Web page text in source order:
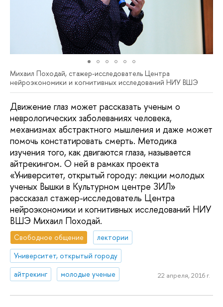
Михаил Походай, стажер-исследователь Центра
нейроэкономики и когнитивных исследований НИУ ВШЭ
Движение глаз может рассказать ученым о
неврологических заболеваниях человека,
механизмах абстрактного мышления и даже может
помочь констатировать смерть. Методика
изучения того, как двигаются глаза, называется
айтрекингом. О ней в рамках проекта
«Университет, открытый городу: лекции молодых
ученых Вышки в Культурном центре ЗИЛ»
рассказал стажер-исследователь Центра
нейроэкономики и когнитивных исследований НИУ
ВШЭ Михаил Походай.
Свободное общение
лектории
Университет, открытый городу
айтрекинг
молодые ученые 22 апреля, 2016 г.